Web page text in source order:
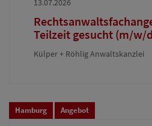
13.07.2026
Teilzeit gesucht (m/w/
Külper + Röhlig Anwaltskanzlei
Hamburg Angebot